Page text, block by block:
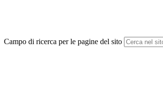
Campo di ricerca per le pagine del sito